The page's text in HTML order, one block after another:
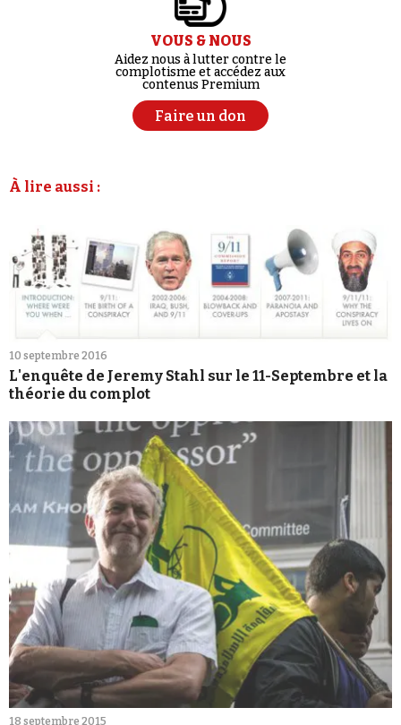
VOUS & NOUS
Aidez nous à lutter contre le
complotisme et accédez aux
contenus Premium
Faire un don
À lire aussi :
10 septembre 2016
L'enquête de Jeremy Stahl sur le 11-Septembre et la
théorie du complot
18 septembre 2015